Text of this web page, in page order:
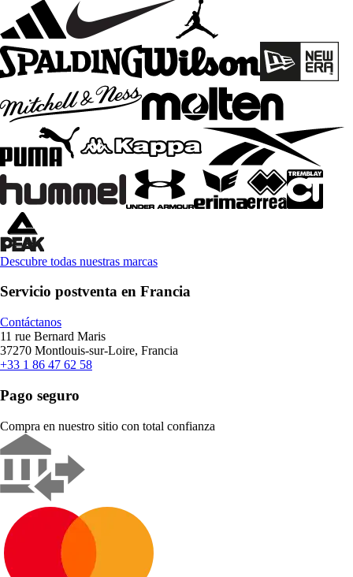
Descubre todas nuestras marcas
Servicio postventa en Francia
Contáctanos
11 rue Bernard Maris
37270 Montlouis-sur-Loire, Francia
+33 1 86 47 62 58
Pago seguro
Compra en nuestro sitio con total confianza